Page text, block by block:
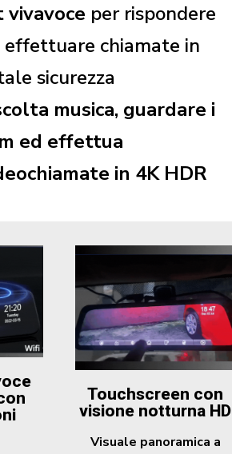
vivavoce per rispondere
effettuare chiamate in
sicurezza
musica, guardare i
ed effettua
in 4K HDR
Touchscreen con
visione notturna HD
Visuale panoramica a